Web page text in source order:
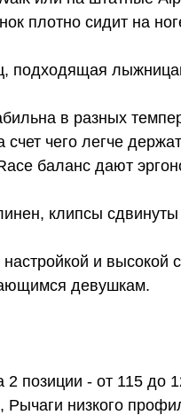
плотно сидит на
подходящая
в разных
чего легче
баланс дают
клипсы
и
девушкам.
2 позиции - от 115 до
низкого